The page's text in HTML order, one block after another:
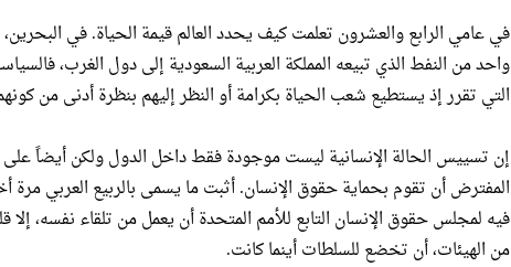
في عامي الرابع والعشرون تعلمت كيف يحدد العالم قيمة الحياة. في
واحد من النفط الذي تبيعه المملكة العربية السعودية إلى دول الغرب،
التي تقرر إذ يستطيع شعب الحياة بكرامة أو النظر إليهم بنظرة أدنى من
إن تسييس الحالة الإنسانية ليست موجودة فقط داخل الدول ولكن أيضاً على
المفترض أن تقوم بحماية حقوق الإنسان. أثبت ما يسمى بالربيع العربي مرة
فيه لمجلس حقوق الإنسان التابع للأمم المتحدة أن يعمل من تلقاء نفسه،
من الهيئات، أن تخضع للسلطات أينما كانت.